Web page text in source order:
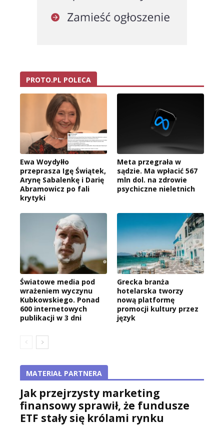
PROTO.PL POLECA
Ewa Woydyłło
przeprasza Igę Świątek,
Arynę Sabalenkę i Darię
Abramowicz po fali
krytyki
Meta przegrała w
sądzie. Ma wpłacić 567
mln dol. na zdrowie
psychiczne nieletnich
Światowe media pod
wrażeniem wyczynu
Kubkowskiego. Ponad
600 internetowych
publikacji w 3 dni
Grecka branża
hotelarska tworzy
nową platformę
promocji kultury przez
język
MATERIAŁ PARTNERA
Jak przejrzysty marketing
finansowy sprawił, że fundusze
ETF stały się królami rynku